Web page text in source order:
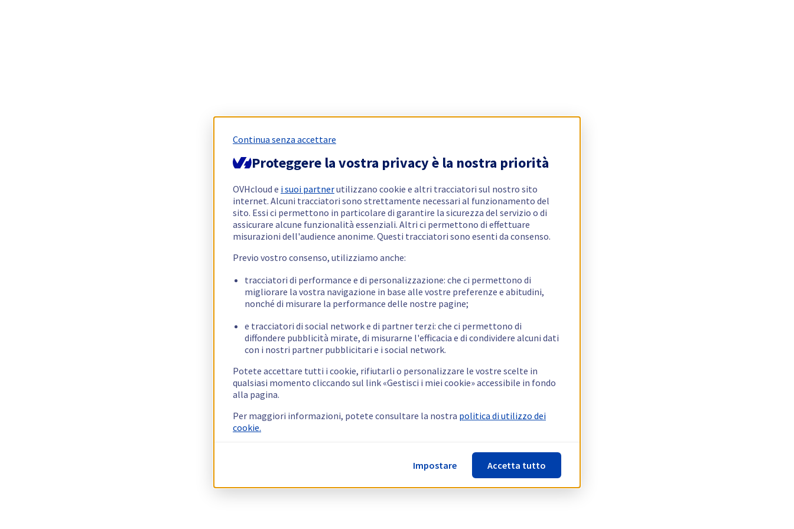
Continua senza accettare
Proteggere la vostra privacy è la nostra priorità
OVHcloud e i suoi partnerutilizzano cookie e altri tracciatori sul nostro sito
internet. Alcuni tracciatori sono strettamente necessari al funzionamento del
sito. Essi ci permettono in particolare di garantire la sicurezza del servizio o di
assicurare alcune funzionalità essenziali. Altri ci permettono di effettuare
misurazioni dell'audience anonime. Questi tracciatori sono esenti da consenso.
Previo vostro consenso, utilizziamo anche:
tracciatori di performance e di personalizzazione: che ci permettono di
migliorare la vostra navigazione in base alle vostre preferenze e abitudini,
nonché di misurare la performance delle nostre pagine;
e tracciatori di social network e di partner terzi: che ci permettono di
diffondere pubblicità mirate, di misurarne l'efficacia e di condividere alcuni dati
con i nostri partner pubblicitari e i social network.
Potete accettare tutti i cookie, rifiutarli o personalizzare le vostre scelte in
qualsiasi momento cliccando sul link «Gestisci i miei cookie» accessibile in fondo
alla pagina.
Per maggiori informazioni, potete consultare la nostra politica di utilizzo dei
cookie.
Impostare Accetta tutto